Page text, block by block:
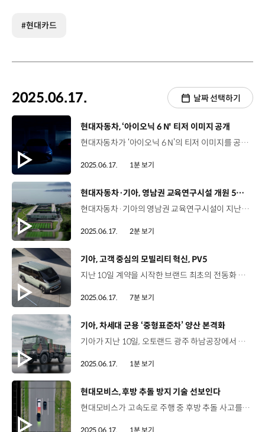
#현대카드
2025.06.17. 날짜 선택하기
[동영상]
현대자동차, ‘아이오닉 6 N' 티저 이미지 공개
현대자동차가 ‘아이오닉 6 N’의 티저 이미지를 공개하며 새로운 패러다임을 제시할 고성능 세단 전기차의 등장을 예고했습니다. 티저 이미지를 통해 공개된 아이오닉 6 N은 공기역학적 효율성과 주행성능이 강조된 대형 윙 스포일러, 그리고 넓어진 펜더와 차체가 눈길을 사로잡았습니다. 아이오닉 6 N은 현대 N의 3대 성능 철학인 코너링 악동(Corner Rascal), 레이스트랙 주행능력(Racetrack Capability), 일상의 스포츠카(Everyday Sports Car)를 기반으로 고성능 주행감성을 전달할 예정인데요. 현대자동차는 오는 7월, 영국 굿우드 페스티벌 행사 현장에서 아이오닉 6 N을 최초로 공개할 예정입니다.
2025.06.17. 1분 보기
[동영상]
현대자동차·기아, 영남권 교육연구시설 개원 5주년
현대자동차·기아의 영남권 교육연구시설이 지난 15일, 개원 5주년을 맞이했습니다. 인재개발원 경주캠퍼스와 글로벌상생협력센터로 구성된 영남권 교육연구시설은 국내 뿐만 아니라 해외 임직원들도 방문하며 활발히 운영되고 있는데요. 인재개발원 경주캠퍼스는 현대자동차그룹 임직원을 대상으로 리더십 교육, 스마트 모빌리티 시대에 대응하는 DX교육 뿐만 아니라 신입사원 및 경력입사자들을 대상으로 그룹의 경영철학과 가치를 알리고 각종 콘퍼런스를 진행하며 구성원들의 성과 향상에도 기여하고 있습니다. 지난 4월까지 누적 인원 19만6천여 명이 교육프로그램에 참여했습니다. 글로벌상생협력센터는 자동차 부품협력사 임직원을 대상으로 동반 성장과 미래 경쟁력 확보를 위해 교육프로그램과 시설을 무상 제공하고 있는데요, 교육에 참여한 협력사 임직원들은 오프라인 3만 5천여 명, 온라인 27만여 명에 이릅니다. 현대자동차·기아의 영남권 교육연구시설은 앞으로도 최고 수준의 시설에서 임직원들의 역량 개발을 위한 다양한 경험을 제공할 예정입니다.
2025.06.17. 2분 보기
[동영상]
기아, 고객 중심의 모빌리티 혁신, PV5
지난 10일 계약을 시작한 브랜드 최초의 전동화 전용 PBV ‘더 기아 PV5’를 보다 자세히 알아보겠습니다. PV5는 기아가 제시하는 미래 모빌리티의 새로운 패러다임을 담은 모델인데요. 박은결 리포터, 기아 PV5는 단순한 이동 수단, 그 이상의 의미를 지니고 있죠? 네, 기아는 PBV를 ‘목적 기반 차량’이라는 기본 정의를 넘어, ‘차량 그 이상의 플랫폼’으로 의미를 규정하고 있습니다. 기아는 제조사 중심의 생산, 판매 방식에서 벗어나 고객이 요구하는 다양한 형태의 모빌리티 서비스, 물류, 레저 활동 등에 대응할 수 있는 ‘고객 중심의 진정한 모빌리티 혁신’을 목표로 PV5에 다양한 라인업을 갖췄는데요. 그중에서도 패신저(5인승) 모델과 카고(롱) 모델을 먼저 선보였습니다. PV5 패신저는 다채로운 모빌리티 서비스와 고객의 자유로운 라이프스타일을 위해 개발됐습니다. 패신저 ‘5인승 모델’은 2열 시트에 리클라이닝과 ‘폴드 다이브’ 기능을 적용해 실내 공간을 극대화하였으며 차량 곳곳에 실용적인 수납공간을 마련해 공간 활용도가 뛰어난데요. 저상화 플로어 설계를 적용하고 넓은 2열 슬라이딩 도어 개방폭으로 캐리어나 부피가 큰 짐을 든 상태에서도 쉽게 타고 내릴 수 있게 하여 탑승 편의 또한 향상시켰습니다. 모빌리티 서비스는 물론 차박, 피크닉 등 다양한 라이프스타일에 대응할 수 있는 PV5 패신저 모델은 향후 탑승 인원과 목적에 따라 다양한 시트 배열도 선택 가능합니다. PV5 카고는 물류 운송 및 도심 배송에 중점을 두고 1열을 제외한 뒤쪽 공간을 화물 적재에 집중한 모델입니다. 이번에 출시된 PV5 카고 롱 모델은 최대 4,420ℓ까지 적재할 수 있는데요. ‘L-Track 마운팅’ 등의 커스터마이징 장착 구조와 외부 기기에 전원을 공급할 수 있는 V2L, ‘워크 어웨이 락’ 등의 기능을 더해, 고객의 업무 효율성과 실사용 편의성을 강화했습니다. PV5는 고객의 다양한 수요에 대응할 수 있도록 폭넓은 라인업을 갖췄는데요, 이후에도 추가되는 라인업이 있죠? 네, 기아는 이후, 교통 약자의 편의성을 위한 WAV 모델과, 트럭처럼 적재 공간이 오픈된 ‘샤시캡’ 등을 추가할 계획입니다. 또한, ‘오픈베드’, 레저와 휴식에 최적화된 ‘라이트 캠퍼’, 패신저의 고급화 모델 ‘프라임’ 등 다양한 컨버전 모델을 더할 예정입니다. 이와 같은 다양한 라인업의 배경에는 특별한 기술이 있죠? 네, 바로 현대자동차그룹 PBV 전용 플랫폼 E-GMP.S와 플렉시블 바디 시스템인데요, 이와 함께 뛰어난 구동계가 PV5의 다양한 활용을 뒷받침하고 있습니다. 현대자동차그룹 최초 PBV 전용 플랫폼 ‘E-GMP.S’가 적용된 PV5는 ‘플렉시블 바디 시스템’ 또한 최초로 적용했습니다. 이 기술은 표준화된 차량 바디에 모듈화된 부품을 퍼즐처럼 조합해 다양한 사양을 만드는 방법인데요. 고객의 요구에 맞게 다양한 바디 타입을 만들 수 있는 것이 특징으로 PV5가 다양한 라인업을 갖출 수 있게 해주는 기술입니다. PV5는 비즈니스부터 라이프스타일까지 다양한 고객의 주행 환경에 대응해야 하는 모델로, 이를 위해 두가지 용량의 배터리를 제공합니다. 먼저, PV5 패신저는 71.2kWh 용량의 배터리를 탑재한 롱레인지 단일 사양으로 최고 출력 120kW, 최대 토크 250Nm의 동력 성능을 발휘하며 1회 충전 주행 가능 거리는 358km에 달합니다. PV5 카고는 71.2kWh 용량의 배터리를 탑재해 377km의 1회 충전 주행 가능 거리를 구현한 롱레인지, 51.5kWh 용량의 배터리를 기반으로 1회 충전 주행가능 거리 280km를 달성한 스탠다드로 구성되어 있습니다. 또한 PV5는 현대자동차그룹 최초로 배터리팩 내부에 모듈 없이 셀을 탑재하는 ‘셀투팩(Cell-to-Pack)’ 배터리 시스템을 적용해 에너지 집적도를 크게 높였는데요. 이외에도 PBV전용 인포테인먼트 시스템을 담은 12.9인치 대화면 디스플레이와 별도의 단말기 설치 없이 실시간 차량 데이터 기반으로 다양한 서비스를 제공하는 ‘플레오스 플릿’ 등 PBV 전용 특화 사양들을 통해 PV5의 사용성을 크게 높였습니다. PBV는 어디에서나 자유롭게 활용할 수 있는 고객 맞춤형 전동화 모빌리티인 만큼 PV5가 가져올 변화가 기대되네요. PV5는 단순히 이동 수단으로서의 자동차가 아닌 고객의 비즈니스와 일상에 혁신을 더하는 플랫폼으로 다양한 분야에서 활약이 예상됩니다. PV5는 고객이 필요로 하는 모빌리티 라이프에 완벽하게 대응할 수 있는 차량을 만들겠다는 기아의 의지이기도 한데요, PV5의 등장으로 모빌리티 서비스 솔루션이 더욱 확장되길 기대하겠습니다. 오늘 소식 전해주셔서 고맙습니다.
2025.06.17. 7분 보기
[동영상]
기아, 차세대 군용 ‘중형표준차’ 양산 본격화
기아가 지난 10일, 오토랜드 광주 하남공장에서 차세대 군용 중형표준차(KMTV) 양산 출고 기념식 행사를 열고 본격적인 양산을 시작했습니다. 이번에 양산되는 중형표준차는 1977년 이후 48년 만에 선보이는 차세대 모델로 병력과 물자 수송 능력을 개선했는데요, 수심 1m 하천 도섭, 60% 종경사 및 40% 횡경사 주행, 영하 32도 냉시동 기능 등이 적용돼 험난한 환경에서도 안전한 주행 능력을 발휘합니다. 또한 군용차임에도 어라운드 뷰, 에어 서스펜션 시트 등 최신 편의사양도 대거 적용했습니다. 기아는 이달부터 우리 육군에 중형표준차를 인도하는 것을 시작으로 국내외 고객에게공급할 계획입니다.
2025.06.17. 1분 보기
[동영상]
현대모비스, 후방 추돌 방지 기술 선보인다
현대모비스가 고속도로 주행 중 후방 추돌 사고를 방지하는 안전 신기술을 곧 시장에 선보입니다. 현대모비스가 개발한 후방 안전 제어 기술은 후방 차량이 10m 이내의 초근접 주행을 할 경우, 운전자에게 경고하고 일정 시간 동안 상황이 지속될 경우 차량 스스로 속도를 높여 안전거리를 확보하는데요, 고속도로에서 스마트 크루즈 컨트롤 기능을 이용해 주행할 때 작동합니다. 이는, 전방 카메라와 후측방 레이더 센서에 기존 주행 제어 기술을 연동해 차량 스스로 회피할 수 있는 수준의 기술력으로 지난 2022년, ‘현대자동차그룹 아이디어 공모전’에서 최우수상을 수상한 기술 과제를 양산 수준의 기술로 개발해 성공했다는 점에서 그 의미를 더합니다.
2025.06.17. 1분 보기